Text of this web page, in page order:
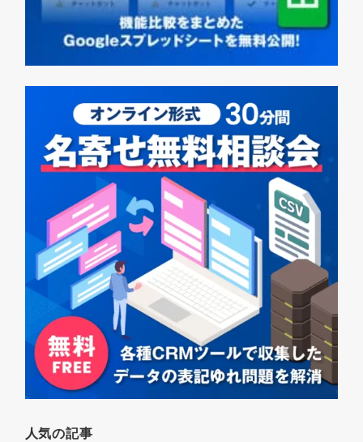
人気の記事